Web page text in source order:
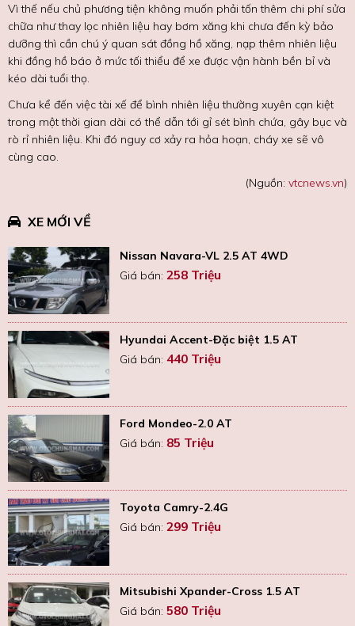
Vì thế nếu chủ phương tiện không muốn phải tốn thêm chi phí sửa
chữa như thay lọc nhiên liệu hay bơm xăng khi chưa đến kỳ bảo
dưỡng thì cần chú ý quan sát đồng hồ xăng, nạp thêm nhiên liệu
khi đồng hồ báo ở mức tối thiểu để xe được vận hành bền bỉ và
kéo dài tuổi thọ.
Chưa kể đến việc tài xế để bình nhiên liệu thường xuyên cạn kiệt
trong một thời gian dài có thể dẫn tới gỉ sét bình chứa, gây bục và
rò rỉ nhiên liệu. Khi đó nguy cơ xảy ra hỏa hoạn, cháy xe sẽ vô
cùng cao.
(Nguồn: vtcnews.vn)
XE MỚI VỀ
Nissan Navara-VL 2.5 AT 4WD
Giá bán:258 Triệu
Hyundai Accent-Đặc biệt 1.5 AT
Giá bán: 440 Triệu
Ford Mondeo-2.0 AT
Giá bán: 85 Triệu
Toyota Camry-2.4G
Giá bán:299 Triệu
Mitsubishi Xpander-Cross 1.5 AT
Giá bán:580 Triệu